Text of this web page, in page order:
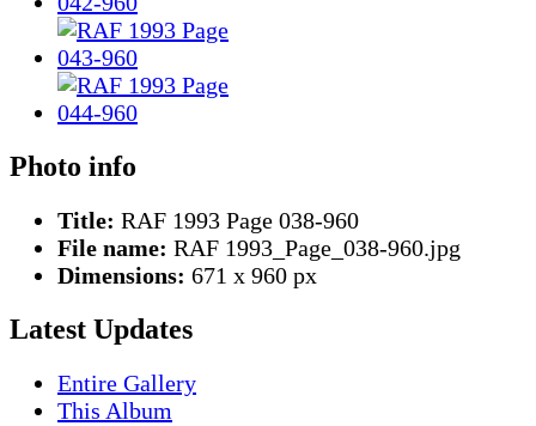
Photo info
Title: RAF 1993 Page 038-960
File name: RAF 1993_Page_038-960.jpg
Dimensions: 671 x 960 px
Latest Updates
Entire Gallery
This Album